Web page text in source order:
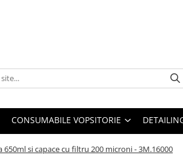
CONSUMABILE VOPSITORIE
650ml si capace cu filtru 200 microni - 3M.16000